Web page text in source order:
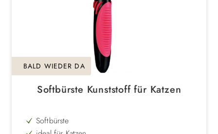
BALD WIEDER DA
Softbürste Kunststoff für Katzen
Softbürste